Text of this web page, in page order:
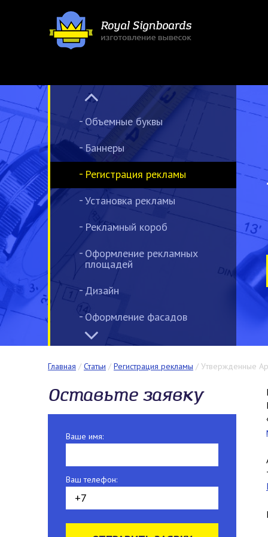
Объемные буквы
Баннеры
Регистрация рекламы
Установка рекламы
Рекламный короб
Оформление рекламных
площадей
Дизайн
Оформление фасадов
Номерные таблички,
Широкоформатная печать
Световые вывески
Маркизы
Главная / Статьи / Регистрация рекламы / Утвержденные
Оставьте заявку
Ваше имя:
Ваш телефон: